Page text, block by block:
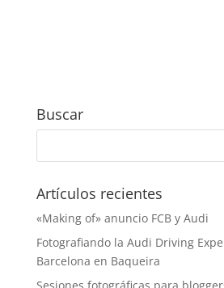
Buscar
Artículos recientes
«Making of» anuncio FCB y Audi
Fotografiando la Audi Driving
Barcelona en Baqueira